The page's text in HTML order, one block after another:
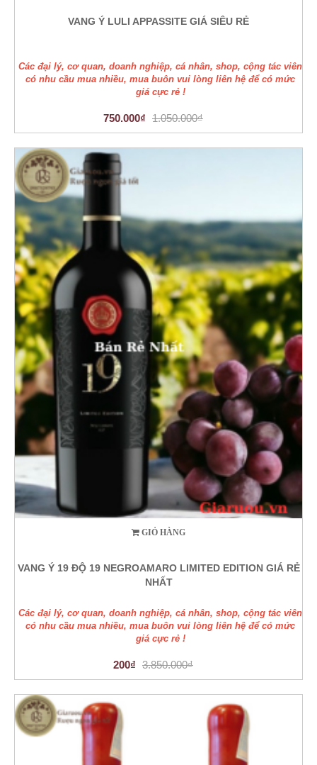
VANG Ý LULI APPASSITE GIÁ SIÊU RẺ
Các đại lý, cơ quan, doanh nghiệp, cá nhân, shop, cộng tác viên
có nhu cầu mua nhiều, mua buôn vui lòng liên hệ để có mức
giá cực rẻ !
750.000₫ 1.050.000₫
GIỎ HÀNG
VANG Ý 19 ĐỘ 19 NEGROAMARO LIMITED EDITION GIÁ RẺ
NHẤT
Các đại lý, cơ quan, doanh nghiệp, cá nhân, shop, cộng tác viên
có nhu cầu mua nhiều, mua buôn vui lòng liên hệ để có mức
giá cực rẻ !
200₫ 3.850.000₫